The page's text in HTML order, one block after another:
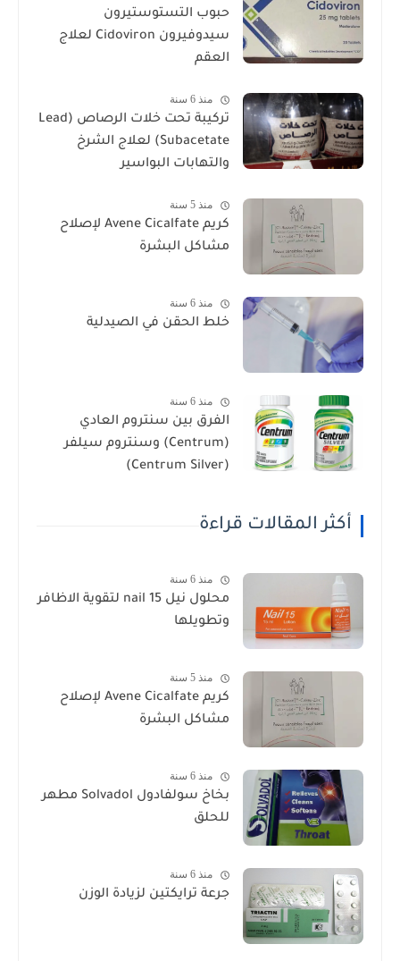
حبوب التستوستيرون
سيدوفيرون Cidoviron لعلاج
العقم
منذ 6 سنة
تركيبة تحت خلات الرصاص (Lead
Subacetate) لعلاج الشرخ
والتهابات البواسير
منذ 5 سنة
كريم Avene Cicalfate لإصلاح
مشاكل البشرة
منذ 6 سنة
خلط الحقن في الصيدلية
منذ 6 سنة
الفرق بين سنتروم العادي
(Centrum) وسنتروم سيلفر
(Centrum Silver)
أكثر المقالات قراءة
منذ 6 سنة
محلول نيل nail 15 لتقوية الاظافر
وتطويلها
منذ 5 سنة
كريم Avene Cicalfate لإصلاح
مشاكل البشرة
منذ 6 سنة
بخاخ سولفادول Solvadol مطهر
للحلق
منذ 6 سنة
جرعة ترايكتين لزيادة الوزن